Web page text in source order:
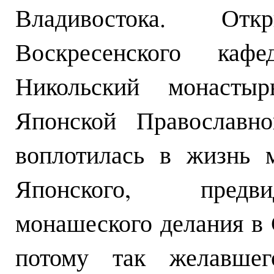
Владивостока.
Воскресенского
Никольский
Японской
воплотилась в жизнь
Японского,
монашеского делания
потому так